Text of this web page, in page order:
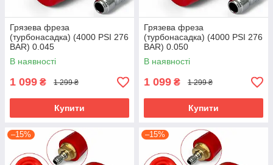
Грязева фреза
(турбонасадка) (4000 PSI 276
BAR) 0.045
В наявності
1 099 ₴ 1 299 ₴
Купити
Грязева фреза
(турбонасадка) (4000 PSI 276
BAR) 0.050
В наявності
1 099 ₴ 1 299 ₴
Купити
–15% –15%